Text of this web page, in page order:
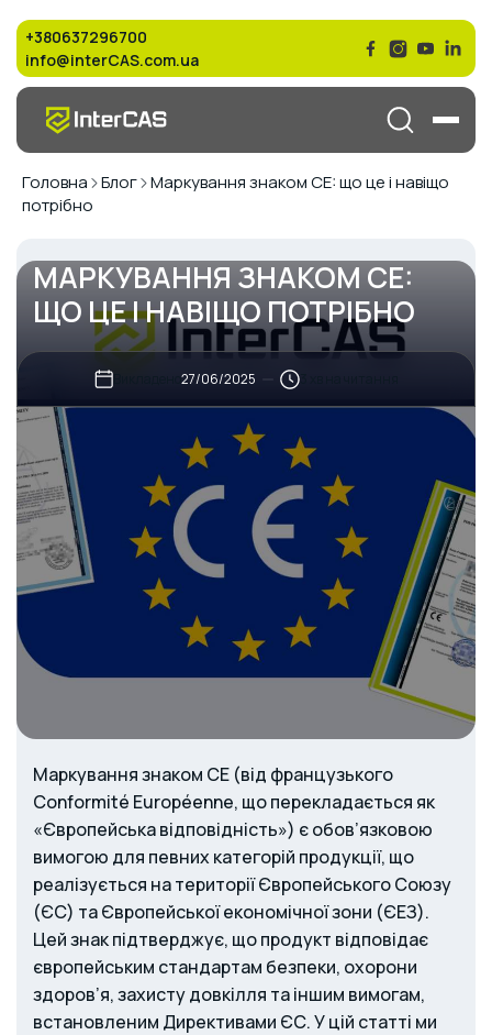
+380637296700
info@interCAS.com.ua
Головна Блог Маркування знаком CE: що це і навіщо
потрібно
МАРКУВАННЯ ЗНАКОМ CE:
ЩО ЦЕ І НАВІЩО ПОТРІБНО
Викладено 27/06/2025
Маркування знаком CE (від французького
Conformité Européenne, що перекладається як
«Європейська відповідність») є обов’язковою
вимогою для певних категорій продукції, що
реалізується на території Європейського Союзу
(ЄС) та Європейської економічної зони (ЄЕЗ).
Цей знак підтверджує, що продукт відповідає
європейським стандартам безпеки, охорони
здоров’я, захисту довкілля та іншим вимогам,
встановленим Директивами ЄС. У цій статті ми